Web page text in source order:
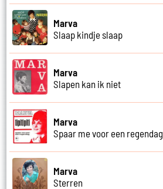
Marva
Slaap kindje slaap
Marva
Slapen kan ik niet
Marva
Spaar me voor een regendag
Marva
Sterren